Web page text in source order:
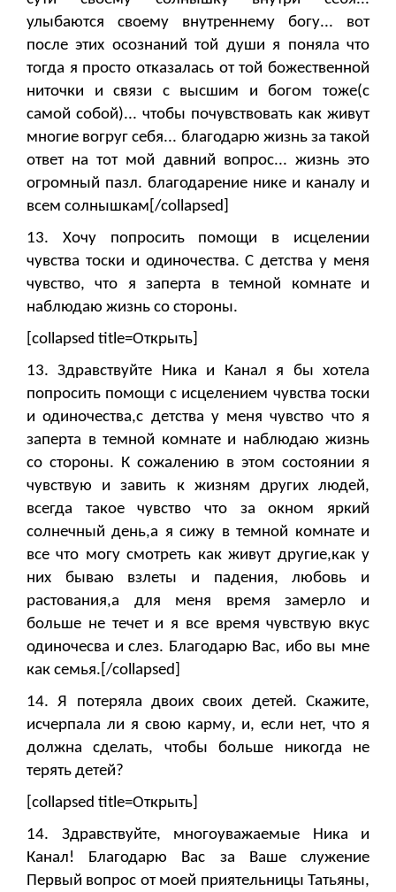
улыбаются своему внутреннему богу... вот
после этих осознаний той души я поняла что
тогда я просто отказалась от той божественной
ниточки и связи с высшим и богом тоже(с
самой собой)... чтобы почувствовать как живут
многие вогруг себя... благодарю жизнь за такой
ответ на тот мой давний вопрос... жизнь это
огромный пазл. благодарение нике и каналу и
всем солнышкам[/collapsed]
13. Хочу попросить помощи в исцелении
чувства тоски и одиночества. С детства у меня
чувство, что я заперта в темной комнате и
наблюдаю жизнь со стороны.
[collapsed title=Открыть]
13. Здравствуйте Ника и Канал я бы хотела
попросить помощи с исцелением чувства тоски
и одиночества,с детства у меня чувство что я
заперта в темной комнате и наблюдаю жизнь
со стороны. К сожалению в этом состоянии я
чувствую и завить к жизням других людей,
всегда такое чувство что за окном яркий
солнечный день,а я сижу в темной комнате и
все что могу смотреть как живут другие,как у
них бываю взлеты и падения, любовь и
растования,а для меня время замерло и
больше не течет и я все время чувствую вкус
одиночесва и слез. Благодарю Вас, ибо вы мне
как семья.[/collapsed]
14. Я потеряла двоих своих детей. Скажите,
исчерпала ли я свою карму, и, если нет, что я
должна сделать, чтобы больше никогда не
терять детей?
[collapsed title=Открыть]
14. Здравствуйте, многоуважаемые Ника и
Канал! Благодарю Вас за Ваше служение
Первый вопрос от моей приятельницы Татьяны,